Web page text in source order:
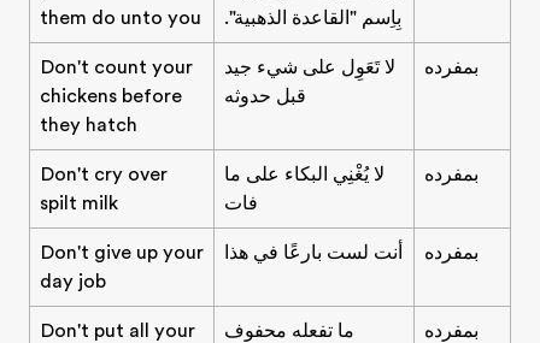
them do unto you
بِاِسم "القاعدة الذهبية".
Don't count your
chickens before
they hatch
لا تَعَوِل على شيء جيد
قبل حدوثه
بمفرده
Don't cry over
spilt milk
لا يُغْنِي البكاء على ما
فات
بمفرده
Don't give up your
day job
أنت لست بارعًا في هذا بمفرده
Don't put all your
ما تفعله محفوف
بمفرده